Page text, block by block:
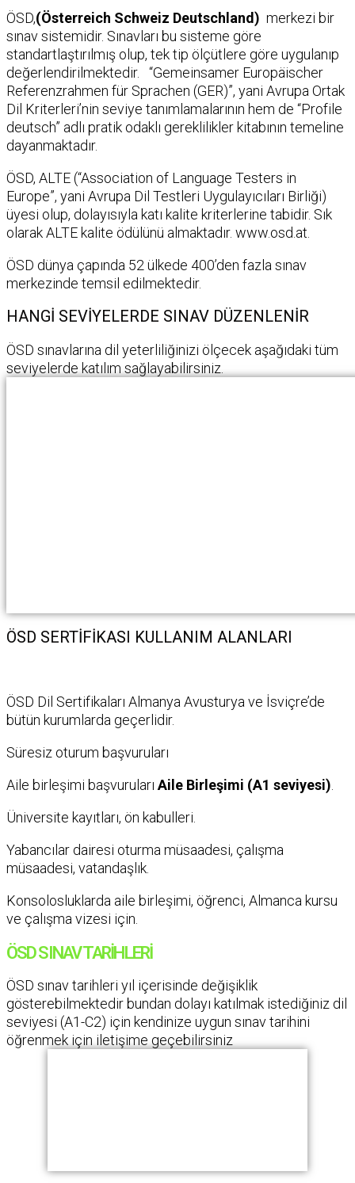
ÖSD,(Österreich Schweiz Deutschland) merkezi bir
sınav sistemidir. Sınavları bu sisteme göre
standartlaştırılmış olup, tek tip ölçütlere göre uygulanıp
değerlendirilmektedir. “Gemeinsamer Europäischer
Referenzrahmen für Sprachen (GER)”, yani Avrupa Ortak
Dil Kriterleri’nin seviye tanımlamalarının hem de “Profile
deutsch” adlı pratik odaklı gereklilikler kitabının temeline
dayanmaktadır.
ÖSD, ALTE (“Association of Language Testers in
Europe”, yani Avrupa Dil Testleri Uygulayıcıları Birliği)
üyesi olup, dolayısıyla katı kalite kriterlerine tabidir. Sık
olarak ALTE kalite ödülünü almaktadır. www.osd.at.
ÖSD dünya çapında 52 ülkede 400’den fazla sınav
merkezinde temsil edilmektedir.
HANGİ SEVİYELERDE SINAV DÜZENLENİR
ÖSD sınavlarına dil yeterliliğinizi ölçecek aşağıdaki tüm
seviyelerde katılım sağlayabilirsiniz.
ÖSD SERTİFİKASI KULLANIM ALANLARI
ÖSD Dil Sertifikaları Almanya Avusturya ve İsviçre’de
bütün kurumlarda geçerlidir.
Süresiz oturum başvuruları
Aile birleşimi başvurularıAile Birleşimi (A1 seviyesi).
Üniversite kayıtları, ön kabulleri.
Yabancılar dairesi oturma müsaadesi, çalışma
müsaadesi, vatandaşlık.
Konsolosluklarda aile birleşimi, öğrenci, Almanca kursu
ve çalışma vizesi için.
ÖSD SINAV TARİHLERİ
ÖSD sınav tarihleri yıl içerisinde değişiklik
gösterebilmektedir bundan dolayı katılmak istediğiniz dil
seviyesi (A1-C2) için kendinize uygun sınav tarihini
öğrenmek için iletişime geçebilirsiniz